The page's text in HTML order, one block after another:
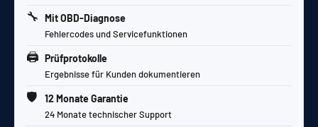
🔧 Mit OBD-Diagnose
Fehlercodes und Servicefunktionen
🖨️ Prüfprotokolle
Ergebnisse für Kunden dokumentieren
🛡️ 12 Monate Garantie
24 Monate technischer Support